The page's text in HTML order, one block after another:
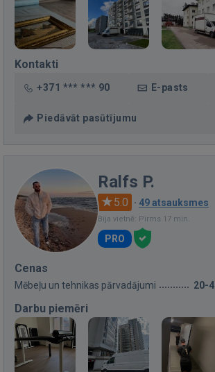
Kontakti
+371 *** *** 90 E-pasts
Piedāvāt pasūtījumu
Ralfs P.
5.0 · 49 atsauksmes
Bija vietnē: Pirms 17 min.
PRO
Cenas
Mēbeļu un tehnikas pārvadājumi 20-
Darbu piemēri